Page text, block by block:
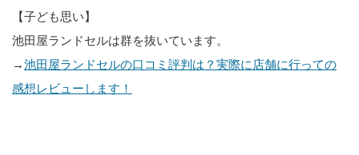
【子ども思い】
池田屋ランドセルは群を抜いています。
→池田屋ランドセルの口コミ評判は？実際に店舗に行っての
感想レビューします！